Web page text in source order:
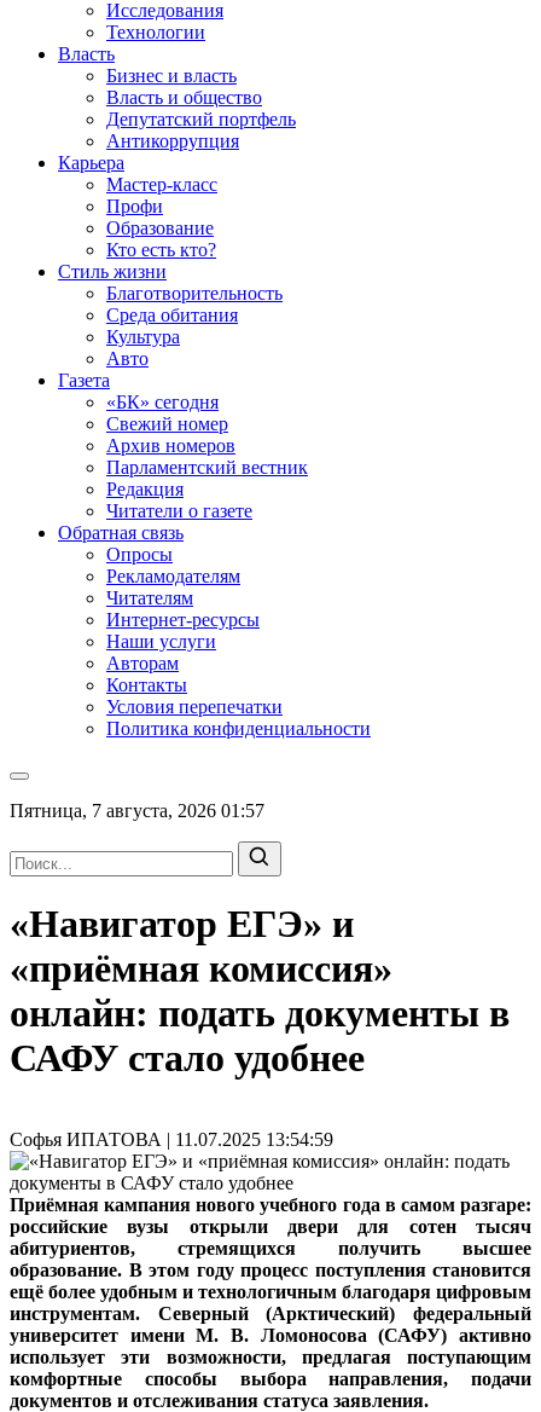
Исследования
Технологии
Власть
Бизнес и власть
Власть и общество
Депутатский портфель
Антикоррупция
Карьера
Мастер-класс
Профи
Образование
Кто есть кто?
Стиль жизни
Благотворительность
Среда обитания
Культура
Авто
Газета
«БК» сегодня
Свежий номер
Архив номеров
Парламентский вестник
Редакция
Читатели о газете
Обратная связь
Опросы
Рекламодателям
Читателям
Интернет-ресурсы
Наши услуги
Авторам
Контакты
Условия перепечатки
Политика конфиденциальности
Пятница, 7 августа, 2026 01:57
«Навигатор ЕГЭ» и
«приёмная комиссия»
онлайн: подать документы в
САФУ стало удобнее
Софья ИПАТОВА | 11.07.2025 13:54:59
Приёмная кампания нового учебного года в самом разгаре:
российские вузы открыли двери для сотен тысяч
абитуриентов, стремящихся получить высшее
образование. В этом году процесс поступления становится
ещё более удобным и технологичным благодаря цифровым
инструментам. Северный (Арктический) федеральный
университет имени М. В. Ломоносова (САФУ) активно
использует эти возможности, предлагая поступающим
комфортные способы выбора направления, подачи
документов и отслеживания статуса заявления.